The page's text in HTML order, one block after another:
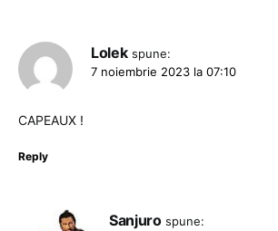
Lolek spune:
7 noiembrie 2023 la 07:10
CAPEAUX !
Reply
Sanjuro spune: